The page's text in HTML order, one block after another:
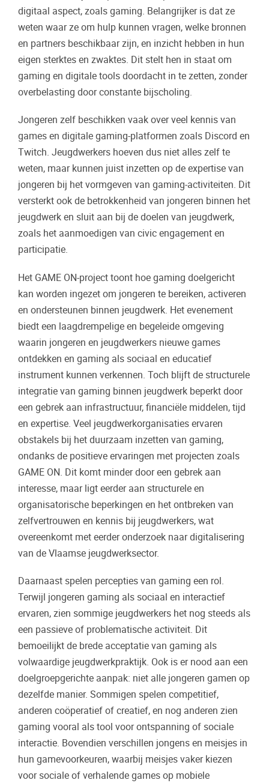
digitaal aspect, zoals gaming. Belangrijker is dat ze
weten waar ze om hulp kunnen vragen, welke bronnen
en partners beschikbaar zijn, en inzicht hebben in hun
eigen sterktes en zwaktes. Dit stelt hen in staat om
gaming en digitale tools doordacht in te zetten, zonder
overbelasting door constante bijscholing.
Jongeren zelf beschikken vaak over veel kennis van
games en digitale gaming-platformen zoals Discord en
Twitch. Jeugdwerkers hoeven dus niet alles zelf te
weten, maar kunnen juist inzetten op de expertise van
jongeren bij het vormgeven van gaming-activiteiten. Dit
versterkt ook de betrokkenheid van jongeren binnen het
jeugdwerk en sluit aan bij de doelen van jeugdwerk,
zoals het aanmoedigen van civic engagement en
participatie.
Het GAME ON-project toont hoe gaming doelgericht
kan worden ingezet om jongeren te bereiken, activeren
en ondersteunen binnen jeugdwerk. Het evenement
biedt een laagdrempelige en begeleide omgeving
waarin jongeren en jeugdwerkers nieuwe games
ontdekken en gaming als sociaal en educatief
instrument kunnen verkennen. Toch blijft de structurele
integratie van gaming binnen jeugdwerk beperkt door
een gebrek aan infrastructuur, financiële middelen, tijd
en expertise. Veel jeugdwerkorganisaties ervaren
obstakels bij het duurzaam inzetten van gaming,
ondanks de positieve ervaringen met projecten zoals
GAME ON. Dit komt minder door een gebrek aan
interesse, maar ligt eerder aan structurele en
organisatorische beperkingen en het ontbreken van
zelfvertrouwen en kennis bij jeugdwerkers, wat
overeenkomt met eerder onderzoek naar digitalisering
van de Vlaamse jeugdwerksector.
Daarnaast spelen percepties van gaming een rol.
Terwijl jongeren gaming als sociaal en interactief
ervaren, zien sommige jeugdwerkers het nog steeds als
een passieve of problematische activiteit. Dit
bemoeilijkt de brede acceptatie van gaming als
volwaardige jeugdwerkpraktijk. Ook is er nood aan een
doelgroepgerichte aanpak: niet alle jongeren gamen op
dezelfde manier. Sommigen spelen competitief,
anderen coöperatief of creatief, en nog anderen zien
gaming vooral als tool voor ontspanning of sociale
interactie. Bovendien verschillen jongens en meisjes in
hun gamevoorkeuren, waarbij meisjes vaker kiezen
voor sociale of verhalende games op mobiele